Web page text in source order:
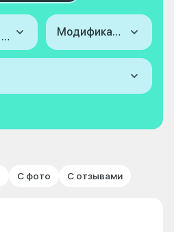
2013-2016 (II) Модификация
С фото С отзывами